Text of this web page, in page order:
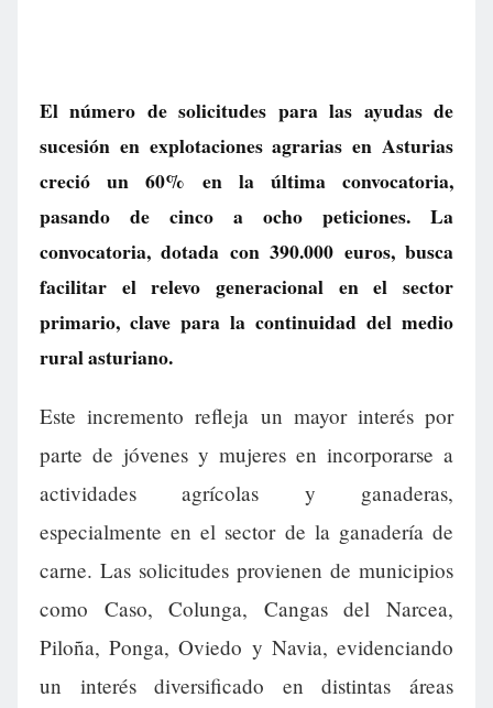
El número de solicitudes para las ayudas de
sucesión en explotaciones agrarias en Asturias
creció un 60% en la última convocatoria,
pasando de cinco a ocho peticiones. La
convocatoria, dotada con 390.000 euros, busca
facilitar el relevo generacional en el sector
primario, clave para la continuidad del medio
rural asturiano.
Este incremento refleja un mayor interés por
parte de jóvenes y mujeres en incorporarse a
actividades agrícolas y ganaderas,
especialmente en el sector de la ganadería de
carne. Las solicitudes provienen de municipios
como Caso, Colunga, Cangas del Narcea,
Piloña, Ponga, Oviedo y Navia, evidenciando
un interés diversificado en distintas áreas